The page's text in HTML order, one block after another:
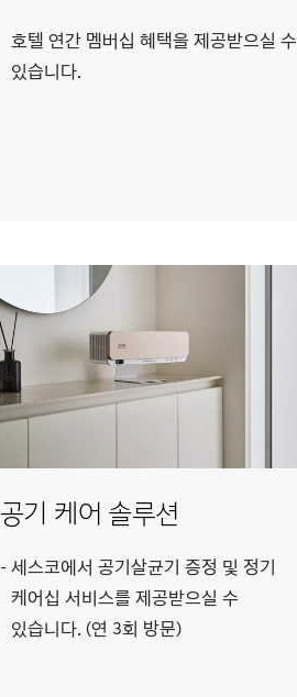
호텔 연간 멤버십 혜택을 제공받으실 수
있습니다.
공기 케어 솔루션
세스코에서 공기살균기 증정 및 정기
케어십 서비스를 제공받으실 수
있습니다. (연 3회 방문)